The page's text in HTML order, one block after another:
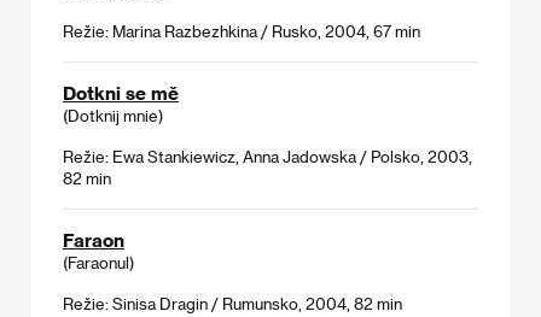
Režie: Marina Razbezhkina / Rusko, 2004, 67 min
Dotkni se mě
(Dotknij mnie)
Režie: Ewa Stankiewicz, Anna Jadowska / Polsko, 2003,
82 min
Faraon
(Faraonul)
Režie: Sinisa Dragin / Rumunsko, 2004, 82 min